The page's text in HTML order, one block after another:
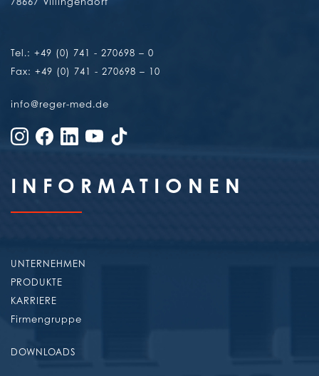
Tel.: +49 (0) 741 - 270698 – 0
Fax: +49 (0) 741 - 270698 – 10
info@reger-med.de
INFORMA­TIONEN
UNTERNEHMEN
PRODUKTE
KARRIERE
Firmengruppe
DOWNLOADS